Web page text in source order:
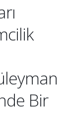
Bir